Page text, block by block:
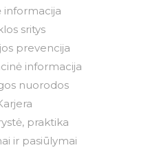
informacija
sritys
prevencija
informacija
nuorodos
praktika
ir pasiūlymai